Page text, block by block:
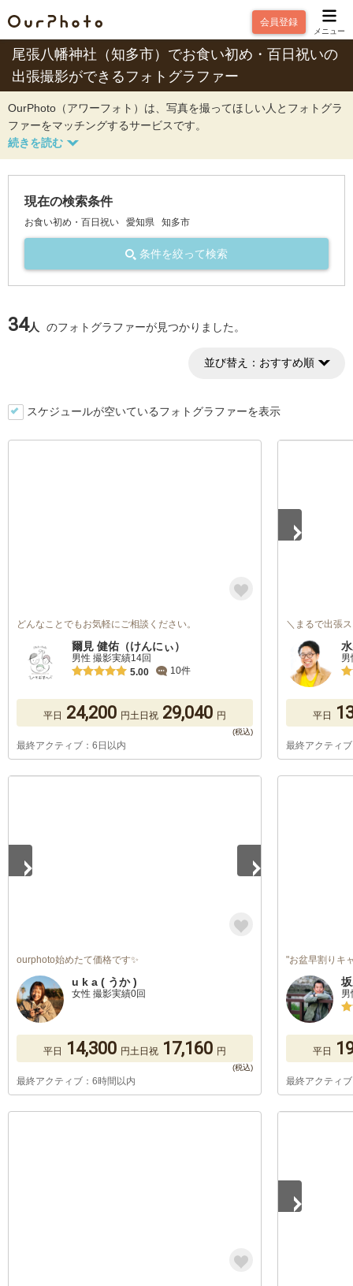
会員登録
メニュー
尾張八幡神社（知多市）でお食い初め・百日祝いの
出張撮影ができるフォトグラファー
OurPhoto（アワーフォト）は、写真を撮ってほしい人とフォトグラ
ファーをマッチングするサービスです。
現在の検索条件
お食い初め・百日祝い 愛知県 知多市
条件を絞って検索
34人 のフォトグラファーが見つかりました。
並び替え： おすすめ順
スケジュールが空いているフォトグラファーを表示
どんなことでもお気軽にご相談ください。
爾見 健佑（けんにぃ）
男性 撮影実績14回
5.00
10件
平日 24,200 円土日祝 29,040 円
最終アクティブ：6日以内
＼まるで出張
平日
最終アクティ
ourphoto始めたて価格です✨
u k a ( うか )
女性 撮影実績0回
平日 14,300 円土日祝 17,160 円
最終アクティブ：6時間以内
"お盆早割りキ
平日
最終アクティ